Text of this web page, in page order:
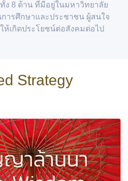
ง 8 ด้าน ที่มีอยู่ในมหาวิทยาลัย
ารศึกษาและประชาชน ผู้สนใจ
เกิดประโยชน์ต่อสังคมต่อไป
Strategy